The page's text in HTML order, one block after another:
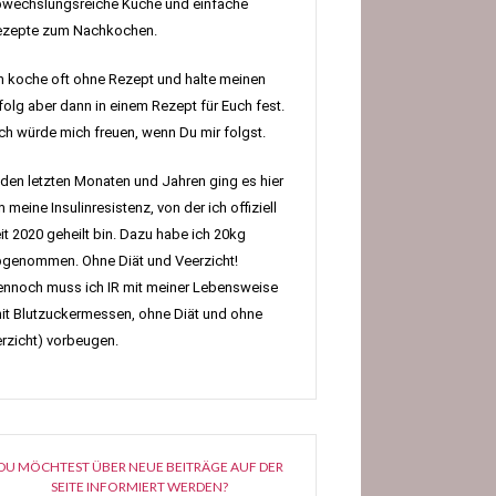
Küche und einfache
zum Nachkochen.
koche oft ohne Rezept und halte meinen
aber dann in einem Rezept für Euch fest.
würde mich freuen, wenn Du mir folgst.
letzten Monaten und Jahren ging es hier
meine Insulinresistenz, von der ich offiziell
2020 geheilt bin. Dazu habe ich 20kg
Ohne Diät und Veerzicht!
muss ich IR mit meiner Lebensweise
Blutzuckermessen, ohne Diät und ohne
vorbeugen.
MÖCHTEST ÜBER NEUE BEITRÄGE AUF DER
SEITE INFORMIERT WERDEN?